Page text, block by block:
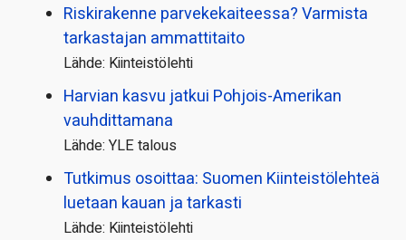
Riskirakenne parvekekaiteessa? Varmista
tarkastajan ammattitaito
Lähde: Kiinteistölehti
Harvian kasvu jatkui Pohjois-Amerikan
vauhdittamana
Lähde: YLE talous
Tutkimus osoittaa: Suomen Kiinteistölehteä
luetaan kauan ja tarkasti
Lähde: Kiinteistölehti